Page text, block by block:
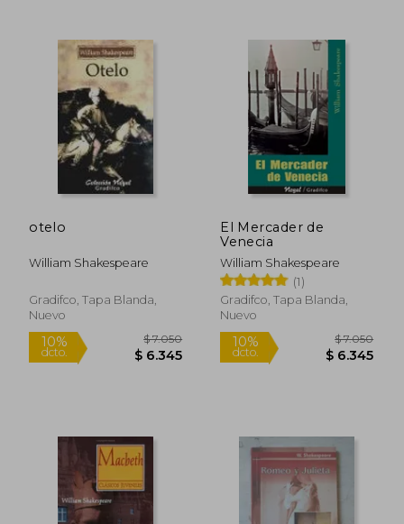
10%
dcto. $ 9.000
10%
dcto.
otelo
William Shakespeare
Gradifco, Tapa Blanda,
Nuevo
El Mercader de
Venecia
William Shakespeare
(1)
Gradifco, Tapa Blanda,
Nuevo